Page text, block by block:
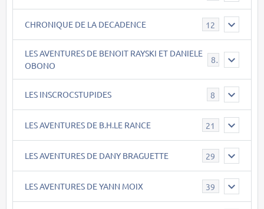
CHRONIQUE DE LA DECADENCE 12
LES AVENTURES DE BENOIT RAYSKI ET DANIELE
OBONO
8
LES INSCROCSTUPIDES 8
LES AVENTURES DE B.H.LE RANCE 21
LES AVENTURES DE DANY BRAGUETTE 29
LES AVENTURES DE YANN MOIX 39